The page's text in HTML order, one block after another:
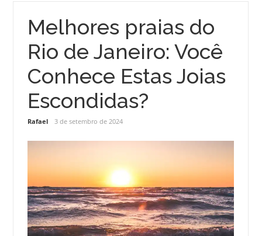
Melhores praias do
Rio de Janeiro: Você
Conhece Estas Joias
Escondidas?
Rafael 3 de setembro de 2024